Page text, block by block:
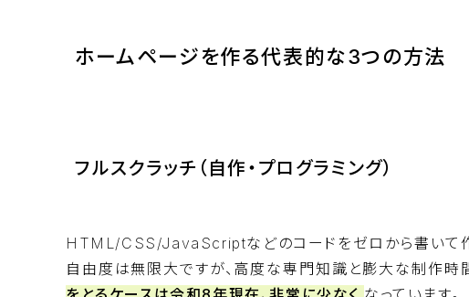
ホームページを作る代表的な3つの方法
フルスクラッチ（自作・プログラミング）
HTML/CSS/JavaScriptなどのコードをゼロから書いて作
自由度は無限大ですが、高度な専門知識と膨大な制作時